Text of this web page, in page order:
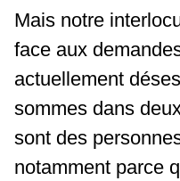
Mais notre
face aux
actuellement
sommes dans
sont des
notamment parce